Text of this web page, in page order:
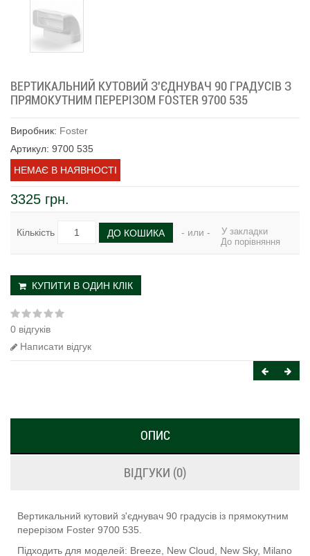
ВЕРТИКАЛЬНИЙ КУТОВИЙ З'ЄДНУВАЧ 90 ГРАДУСІВ З
ПРЯМОКУТНИМ ПЕРЕРІЗОМ FOSTER 9700 535
Виробник: Foster
Артикул: 9700 535
НЕМАЄ В НАЯВНОСТІ
3325 грн.
Кількість ДО КОШИКА - или -
У закладки
До порівняння
КУПИТИ В ОДИН КЛІК
0 відгуків
Написати відгук
ОПИС
ВІДГУКИ (0)
Вертикальний кутовий з'єднувач 90 градусів із прямокутним
перерізом Foster 9700 535.
Підходить для моделей: Breeze, New Cloud, New Sky, Milano